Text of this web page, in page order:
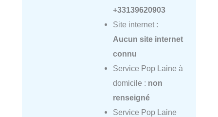
+33139620903
Site internet :
Aucun site internet
connu
Service Pop Laine à
domicile : non
renseigné
Service Pop Laine